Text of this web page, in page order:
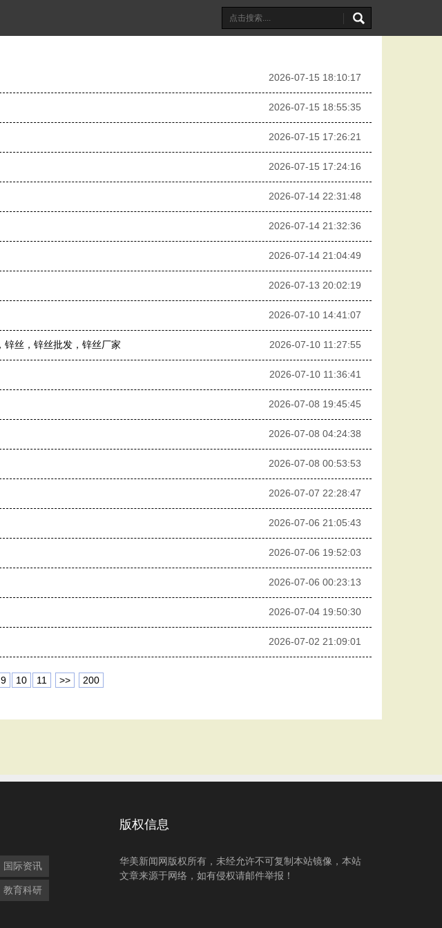
2026-07-15 18:10:17
2026-07-15 18:55:35
2026-07-15 17:26:21
2026-07-15 17:24:16
2026-07-14 22:31:48
2026-07-14 21:32:36
2026-07-14 21:04:49
2026-07-13 20:02:19
2026-07-10 14:41:07
丝，锌丝批发，锌丝厂家 2026-07-10 11:27:55
2026-07-10 11:36:41
2026-07-08 19:45:45
2026-07-08 04:24:38
2026-07-08 00:53:53
2026-07-07 22:28:47
2026-07-06 21:05:43
2026-07-06 19:52:03
2026-07-06 00:23:13
2026-07-04 19:50:30
2026-07-02 21:09:01
9 10 11 >> 200
国际资讯
教育科研
版权信息
华美新闻网版权所有，未经允许不可复制本站镜像，本站
文章来源于网络，如有侵权请邮件举报！